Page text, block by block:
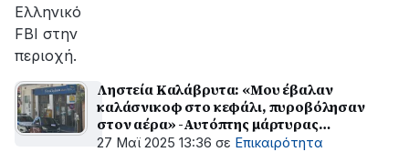
Ελληνικό
FBI στην
περιοχή.
Ληστεία Καλάβρυτα: «Μου έβαλαν
καλάσνικοφ στο κεφάλι, πυροβόλησαν
στον αέρα» -Αυτόπτης μάρτυρας
περιγράφει
27 Μαϊ 2025 13:36 σε Επικαιρότητα